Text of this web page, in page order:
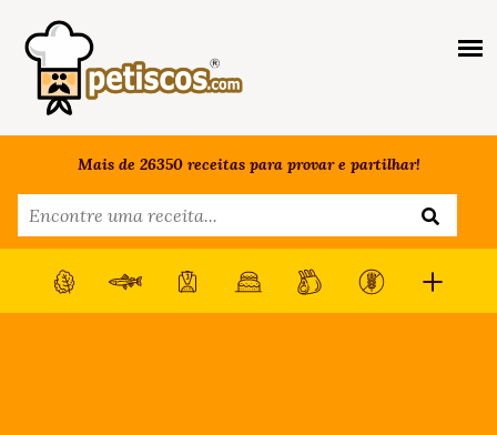
Mais de 26350 receitas para provar e partilhar!